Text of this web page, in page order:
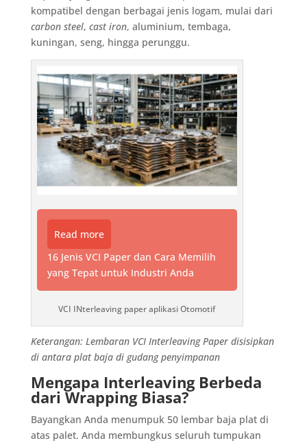
kompatibel dengan berbagai jenis logam, mulai dari
carbon steel, cast iron, aluminium, tembaga,
kuningan, seng, hingga perunggu.
Read more
16 Jenis VCI Paper dan Cara Memilih
yang Tepat untuk Industri Anda
VCI INterleaving paper aplikasi Otomotif
Keterangan: Lembaran VCI Interleaving Paper disisipkan
di antara plat baja di gudang penyimpanan
Mengapa Interleaving Berbeda
dari Wrapping Biasa?
Bayangkan Anda menumpuk 50 lembar baja plat di
atas palet. Anda membungkus seluruh tumpukan